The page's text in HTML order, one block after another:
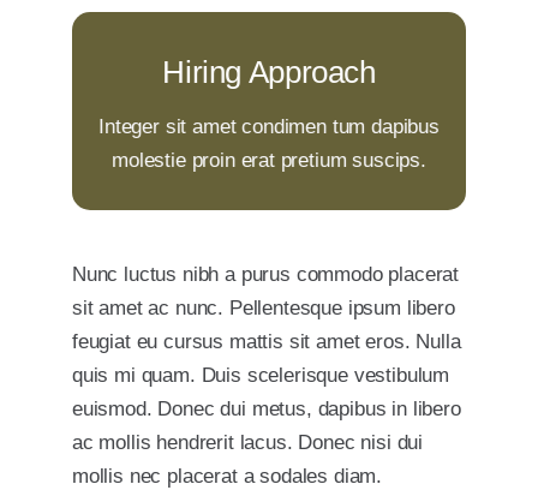
Hiring Approach
Integer sit amet condimen tum dapibus
molestie proin erat pretium suscips.
Your Content Goes Here
hiring approach
Nunc luctus nibh a purus commodo placerat
sit amet ac nunc. Pellentesque ipsum libero
feugiat eu cursus mattis sit amet eros. Nulla
quis mi quam. Duis scelerisque vestibulum
euismod. Donec dui metus, dapibus in libero
ac mollis hendrerit lacus. Donec nisi dui
mollis nec placerat a sodales diam.